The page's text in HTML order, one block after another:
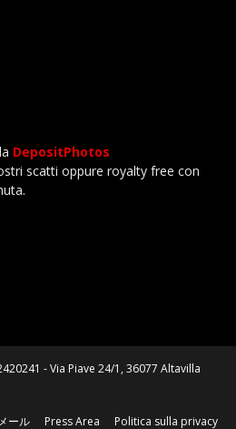
DepositPhotos
scatti oppure royalty free con
- Via Piave 24/1, 36077 Altavilla
ール Press Area Politica sulla privacy